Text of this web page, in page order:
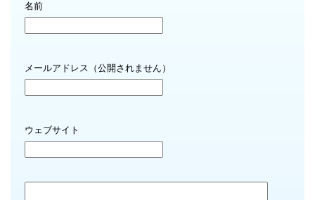
名前
メールアドレス（公開されません）
ウェブサイト